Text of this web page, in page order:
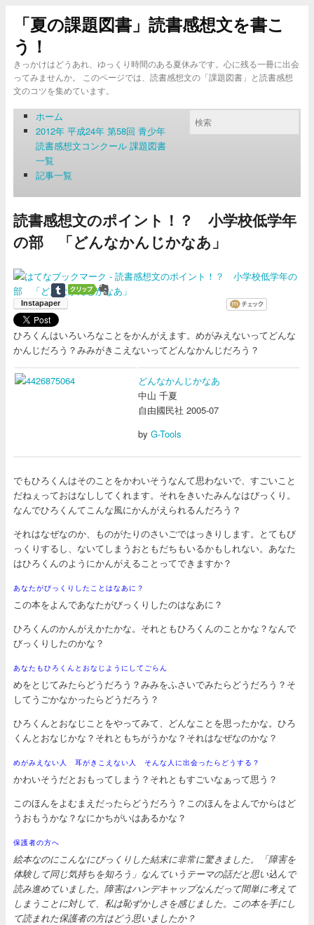
「夏の課題図書」読書感想文を書こ
う！
きっかけはどうあれ、ゆっくり時間のある夏休みです。心に残る一冊に出会
ってみませんか。 このページでは、読書感想文の「課題図書」と読書感想
文のコツを集めています。
ホーム
2012年 平成24年 第58回 青少年
読書感想文コンクール 課題図書
一覧
記事一覧
読書感想文のポイント！？ 小学校低学年
の部 「どんなかんじかなあ」
ひろくんはいろいろなことをかんがえます。めがみえないってどんな
かんじだろう？みみがきこえないってどんなかんじだろう？
どんなかんじかなあ
中山 千夏
自由國民社 2005-07
by G-Tools
でもひろくんはそのことをかわいそうなんて思わないで、すごいこと
だねぇっておはなししてくれます。それをきいたみんなはびっくり。
なんでひろくんてこんな風にかんがえられるんだろう？
それはなぜなのか、ものがたりのさいごではっきりします。とてもび
っくりするし、ないてしまうおともだちもいるかもしれない。あなた
はひろくんのようにかんがえることってできますか？
あなたがびっくりしたことはなあに？
この本をよんであなたがびっくりしたのはなあに？
ひろくんのかんがえかたかな。それともひろくんのことかな？なんで
びっくりしたのかな？
あなたもひろくんとおなじようにしてごらん
めをとじてみたらどうだろう？みみをふさいでみたらどうだろう？そ
してうごかなかったらどうだろう？
ひろくんとおなじことをやってみて、どんなことを思ったかな。ひろ
くんとおなじかな？それともちがうかな？それはなぜなのかな？
めがみえない人 耳がきこえない人 そんな人に出会ったらどうする？
かわいそうだとおもってしまう？それともすごいなぁって思う？
このほんをよむまえだったらどうだろう？このほんをよんでからはど
うおもうかな？なにかちがいはあるかな？
保護者の方へ
絵本なのにこんなにびっくりした結末に非常に驚きました。「障害を
体験して同じ気持ちを知ろう」なんていうテーマの話だと思い込んで
読み進めていました。障害はハンデキャップなんだって間単に考えて
しまうことに対して、私は恥ずかしさを感じました。この本を手にし
て読まれた保護者の方はどう思いましたか？